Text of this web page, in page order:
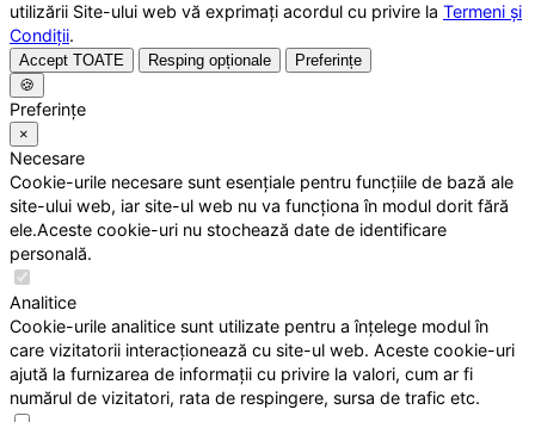
utilizării Site-ului web vă exprimați acordul cu privire la Termeni și
Condiții.
Accept TOATE Resping opționale
Preferințe
🍪
Preferințe
×
Necesare
Cookie-urile necesare sunt esențiale pentru funcțiile de bază ale
site-ului web, iar site-ul web nu va funcționa în modul dorit fără
ele.Aceste cookie-uri nu stochează date de identificare
personală.
Analitice
Cookie-urile analitice sunt utilizate pentru a înțelege modul în
care vizitatorii interacționează cu site-ul web. Aceste cookie-uri
ajută la furnizarea de informații cu privire la valori, cum ar fi
numărul de vizitatori, rata de respingere, sursa de trafic etc.